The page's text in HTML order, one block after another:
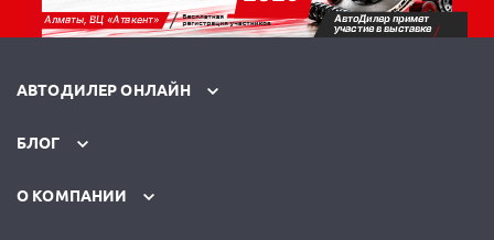
АВТОДИЛЕР ОНЛАЙН
БЛОГ
О КОМПАНИИ